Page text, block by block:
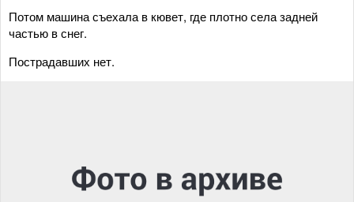
Потом машина съехала в кювет, где плотно села задней
частью в снег.
Пострадавших нет.